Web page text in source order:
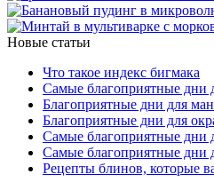
Новые статьи
Что такое индекс бигмака
Самые благоприятные дни
Благоприятные дни для
Благоприятные дни для
Самые благоприятные дни
Самые благоприятные дни
Рецепты блинов, которые